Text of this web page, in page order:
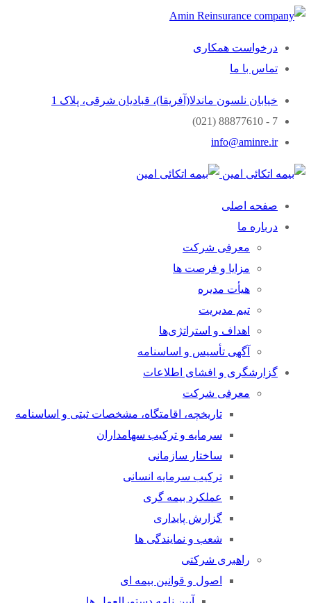
درخواست همکاری
تماس با ما
خیابان نلسون ماندلا(آفریقا)، قبادیان شرقی، پلاک 1
7 - 88877610 (021)
info@aminre.ir
صفحه اصلی
درباره ما
معرفی شرکت
مزایا و فرصت ها
هیأت مدیره
تیم مدیریت
اهداف و استراتژی‌ها
آگهی تأسیس و اساسنامه
گزارشگری و افشای اطلاعات
معرفی شرکت
تاریخچه، اقامتگاه، مشخصات ثبتی و اساسنامه
سرمایه و ترکیب سهامداران
ساختار سازمانی
ترکیب سرمایه انسانی
عملکرد بیمه گری
گزارش پایداری
شعب و نمایندگی ها
راهبری شرکتی
اصول و قوانین بیمه ای